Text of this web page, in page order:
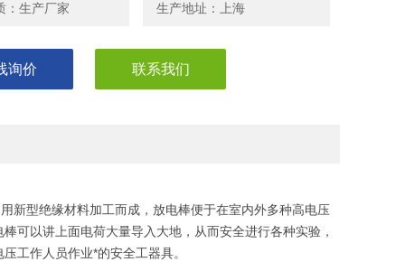
：生产厂家 生产地址：上海
询价 联系我们
新型绝缘材料加工而成，放电棒便于在室内外多种高电压
可以讲上面电荷大量导入大地，从而安全进行各种实验，
工作人员作业*的安全工器具。